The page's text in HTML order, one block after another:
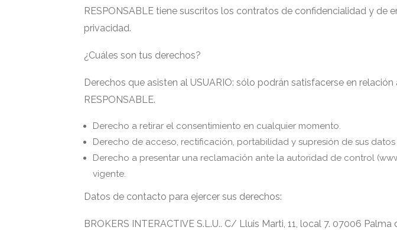
RESPONSABLE tiene suscritos los contratos de confidencialidad y
privacidad.
¿Cuáles son tus derechos?
Derechos que asisten al USUARIO: sólo podrán satisfacerse en
RESPONSABLE.
Derecho a retirar el consentimiento en cualquier momento.
Derecho de acceso, rectificación, portabilidad y supresión de sus
Derecho a presentar una reclamación ante la autoridad de control
vigente.
Datos de contacto para ejercer sus derechos:
BROKERS INTERACTIVE S.L.U.. C/ Lluis Marti, 11, local 7. 07006